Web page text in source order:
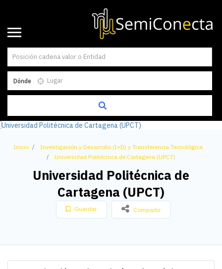
Dónde
Inicio
Investigación y Desarrollo (I+D) y Transferencia Tecnológica
Universidad Politécnica de Cartagena (UPCT)
Universidad Politécnica de
Cartagena (UPCT)
Guardar Compartir